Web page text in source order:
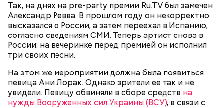
Так, на днях на pre-party премии Ru.TV был замечен
Александр Ревва. В прошлом году он некорректно
высказался о России, а затем переехал в Испанию,
согласно сведениям СМИ. Теперь артист снова в
России: на вечеринке перед премией он исполнил
три своих песни.
На этом же мероприятии должна была появиться
певица Ани Лорак. Однако зрители ее так и не
увидели. Певицу обвиняли в сборе средств на
нужды Вооруженных сил Украины (ВСУ), в связи с